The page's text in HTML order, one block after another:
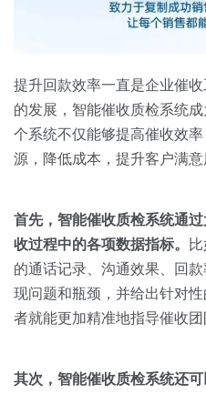
房地产
金融
按角色
销售人员
销售管理
资源中心
全部
销售会话智能
关于我们
提升回款效率一直是企业催
的发展，智能催收质检系统
个系统不仅能够提高催收效
源，降低成本，提升客户满意
首先，智能催收质检系统通
收过程中的各项数据指标。
的通话记录、沟通效果、回
现问题和瓶颈，并给出针对
者就能更加精准地指导催收团
其次，智能催收质检系统还